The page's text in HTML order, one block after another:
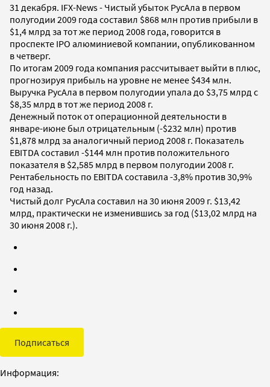
31 декабря. IFX-News - Чистый убыток РусАла в первом
полугодии 2009 года составил $868 млн против прибыли в
$1,4 млрд за тот же период 2008 года, говорится в
проспекте IPO алюминиевой компании, опубликованном
в четверг.
По итогам 2009 года компания рассчитывает выйти в плюс,
прогнозируя прибыль на уровне не менее $434 млн.
Выручка РусАла в первом полугодии упала до $3,75 млрд с
$8,35 млрд в тот же период 2008 г.
Денежный поток от операционной деятельности в
январе-июне был отрицательным (-$232 млн) против
$1,878 млрд за аналогичный период 2008 г. Показатель
EBITDA составил -$144 млн против положительного
показателя в $2,585 млрд в первом полугодии 2008 г.
Рентабельность по EBITDA составила -3,8% против 30,9%
год назад.
Чистый долг РусАла составил на 30 июня 2009 г. $13,42
млрд, практически не изменившись за год ($13,02 млрд на
30 июня 2008 г.).
Подписаться
Информация: